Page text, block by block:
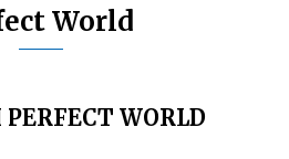
World
WORLD